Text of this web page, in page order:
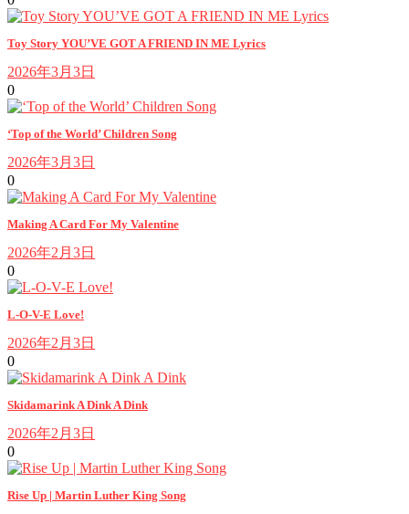
Toy Story YOU’VE GOT A FRIEND IN ME Lyrics
2026年3月3日
0
‘Top of the World’ Children Song
2026年3月3日
0
Making A Card For My Valentine
2026年2月3日
0
L-O-V-E Love!
2026年2月3日
0
Skidamarink A Dink A Dink
2026年2月3日
0
Rise Up | Martin Luther King Song